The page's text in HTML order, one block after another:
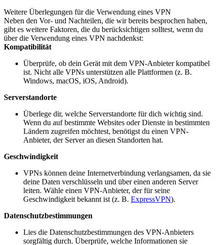
Weitere Überlegungen für die Verwendung eines VPN
Neben den Vor- und Nachteilen, die wir bereits besprochen haben,
gibt es weitere Faktoren, die du berücksichtigen solltest, wenn du
über die Verwendung eines VPN nachdenkst:
Kompatibilität
Überprüfe, ob dein Gerät mit dem VPN-Anbieter kompatibel
ist. Nicht alle VPNs unterstützen alle Plattformen (z. B.
Windows, macOS, iOS, Android).
Serverstandorte
Überlege dir, welche Serverstandorte für dich wichtig sind.
Wenn du auf bestimmte Websites oder Dienste in bestimmten
Ländern zugreifen möchtest, benötigst du einen VPN-
Anbieter, der Server an diesen Standorten hat.
Geschwindigkeit
VPNs können deine Internetverbindung verlangsamen, da sie
deine Daten verschlüsseln und über einen anderen Server
leiten. Wähle einen VPN-Anbieter, der für seine
Geschwindigkeit bekannt ist (z. B. ExpressVPN).
Datenschutzbestimmungen
Lies die Datenschutzbestimmungen des VPN-Anbieters
sorgfältig durch. Überprüfe, welche Informationen sie